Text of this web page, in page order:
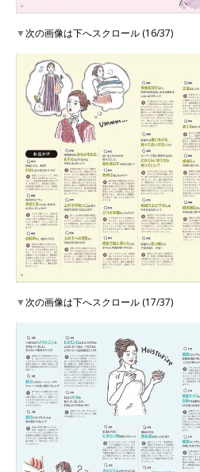
▼次の画像は下へスクロール (16/37)
▼次の画像は下へスクロール (17/37)